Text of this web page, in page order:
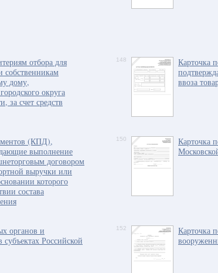
отбора для
собственникам
дому,
округа
за счет средств
148
Карточка
ввоза
(КПД),
выполнение
договором
выручки или
которого
состава
150
Карточка
органов и
Российской
152
Карточка